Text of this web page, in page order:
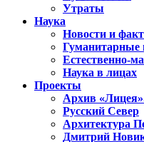
Утраты
Наука
Новости и
Гуманитарные
Естественно-
Наука в лицах
Проекты
Архив
Русский Север
Архитектура
Дмитрий